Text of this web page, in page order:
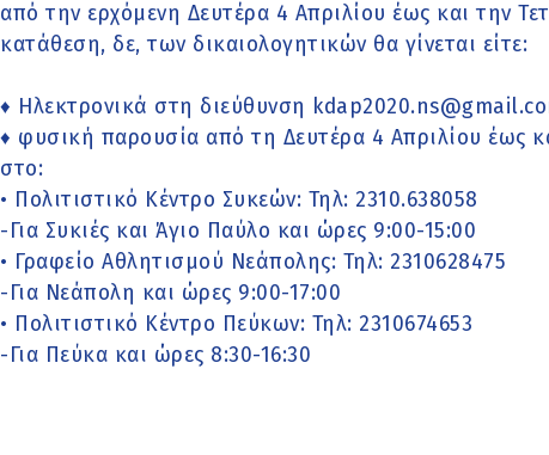
από την ερχόμενη Δευτέρα 4 Απριλίου έως και την
κατάθεση, δε, των δικαιολογητικών θα γίνεται είτε:
♦ Ηλεκτρονικά στη διεύθυνση
♦ φυσική παρουσία από τη Δευτέρα 4 Απριλίου έως
στο:
• Πολιτιστικό Κέντρο Συκεών: Τηλ: 2310.638058
-Για Συκιές και Άγιο Παύλο και ώρες 9:00-15:00
• Γραφείο Αθλητισμού Νεάπολης: Τηλ: 2310628475
-Για Νεάπολη και ώρες 9:00-17:00
• Πολιτιστικό Κέντρο Πεύκων: Τηλ: 2310674653
-Για Πεύκα και ώρες 8:30-16:30